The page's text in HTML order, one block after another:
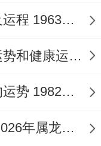
妻宫受冲是严
基础，两人因
机。
沟通与信任，
1963年属男兔2026年运势及运程 1963年属男兔12月份运势
2006年属狗女性2026年的运势和健康运势 2006年属狗女2026年学业运怎么样
1982年属狗男2026年全年的运势 1982年属狗男的桃花劫是谁
2026年属龙女1976年的命 2026年属龙人的全年运势女